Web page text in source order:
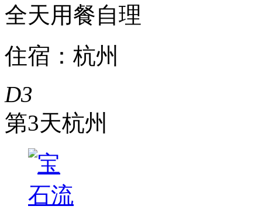
全天用餐自理
住宿：杭州
D3
第3天杭州